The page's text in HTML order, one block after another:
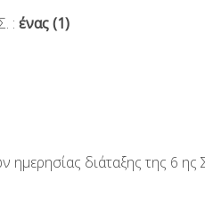
:ένας (1)
ημερησίας διάταξης της 6 ης